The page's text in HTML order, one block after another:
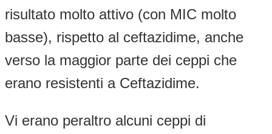
risultato molto attivo (con MIC molto
basse), rispetto al ceftazidime, anche
verso la maggior parte dei ceppi che
erano resistenti a Ceftazidime.
Vi erano peraltro alcuni ceppi di